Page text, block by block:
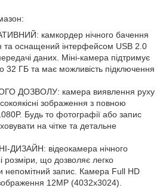
камкордер нічного бачення
та оснащений інтерфейсом USB 2.0
даних. Міні-камера підтримує
32 ГБ та має можливість підключення
ДОЗВОЛУ: камера виявлення руху
зображення з повною
Будь то фотографії або запис
на чітке та детальне
ДИЗАЙН: відеокамера нічного
розміри, що дозволяє легко
непомітний запис. Камера Full HD
12MP (4032x3024).